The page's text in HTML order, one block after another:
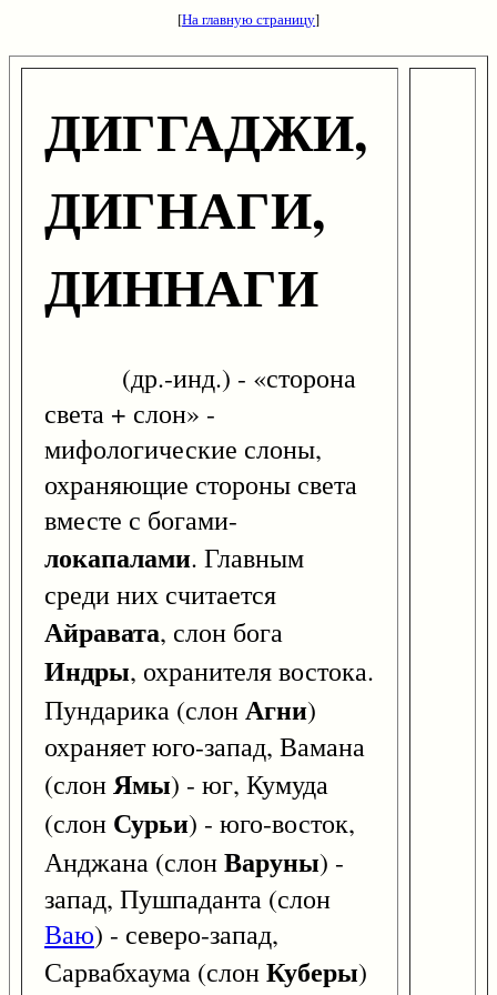
[На главную страницу]
ДИГГАДЖИ,
ДИГНАГИ,
ДИННАГИ
(др.-инд.) - «сторона
света + слон» -
мифологические слоны,
охраняющие стороны света
вместе с богами-
локапалами. Главным
среди них считается
Айравата, слон бога
Индры, охранителя востока.
Пундарика (слонАгни)
охраняет юго-запад, Вамана
(слонЯмы) - юг, Кумуда
(слон Сурьи) - юго-восток,
Анджана (слонВаруны) -
запад, Пушпаданта (слон
Ваю) - северо-запад,
Сарвабхаума (слонКуберы)